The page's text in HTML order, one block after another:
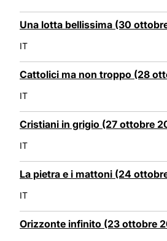
Una lotta bellissima (30
IT
Cattolici ma non troppo (28
IT
Cristiani in grigio (27 ottobre
IT
La pietra e i mattoni (24
IT
Orizzonte infinito (23 ottobre